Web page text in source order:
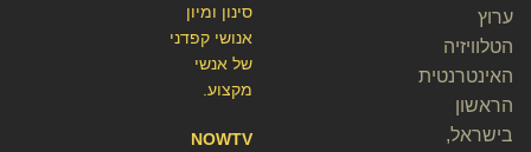
סינון ומיון
אנושי קפדני
של אנשי
מקצוע.
NOWTV
ערוץ
הטלוויזיה
האינטרנטית
הראשון
בישראל,